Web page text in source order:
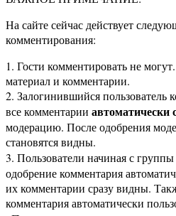
На сайте сейчас действует
комментирования:
1. Гости комментировать не
материал и комментарии.
2. Залогинившийся пользователь
все комментарии
модерацию. После одобрения
становятся видны.
3. Пользователи начиная с
одобрение комментария
их комментарии сразу видны.
комментария автоматически